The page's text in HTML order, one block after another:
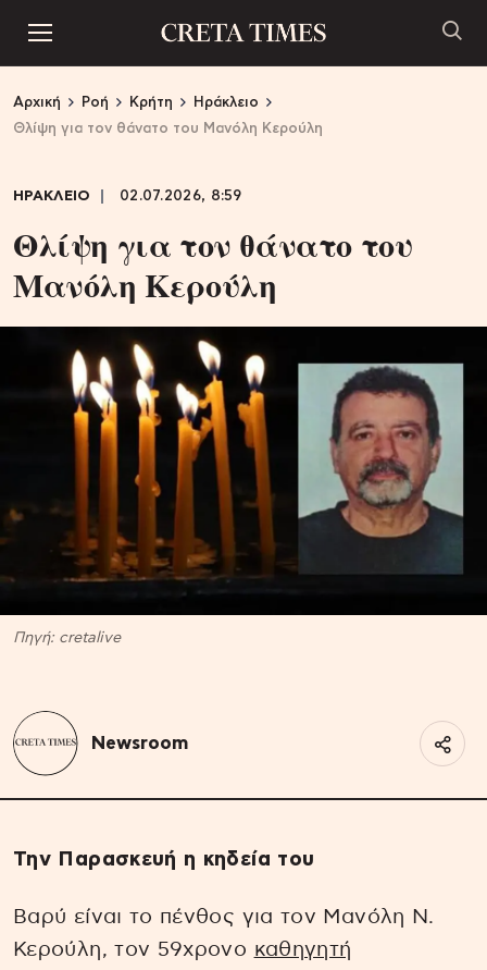
Αρχική Ροή Κρήτη
Ηράκλειο
Θλίψη για τον θάνατο του Μανόλη Κερούλη
ΗΡΑΚΛΕΙΟ 02.07.2026, 8:59
Θλίψη για τον θάνατο του
Μανόλη Κερούλη
Πηγή: cretalive
Newsroom
Την Παρασκευή η κηδεία του
Βαρύ είναι το πένθος για τον Μανόλη Ν.
Κερούλη, τον 59χρονο καθηγητή